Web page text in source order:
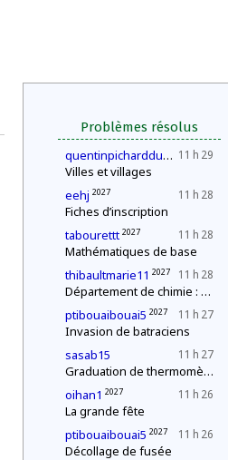
Problèmes résolus
11 h 29
quentinpicharddu35 2027
Villes et villages
11 h 28
eehj 2027
Fiches d’inscription
11 h 28
tabourettt 2027
Mathématiques de base
11 h 28
thibaultmarie11 2027
Département de chimie : mélange explosif
11 h 27
ptibouaibouai5 2027
Invasion de batraciens
11 h 27
sasab15
Graduation de thermomètres
11 h 26
oihan1 2027
La grande fête
11 h 26
ptibouaibouai5 2027
Décollage de fusée